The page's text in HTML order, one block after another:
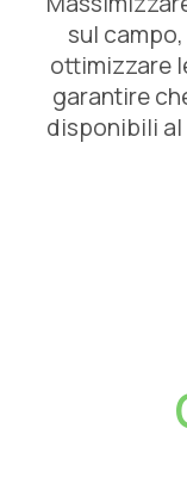
sul
ottimizzare
garantire
disponibili al